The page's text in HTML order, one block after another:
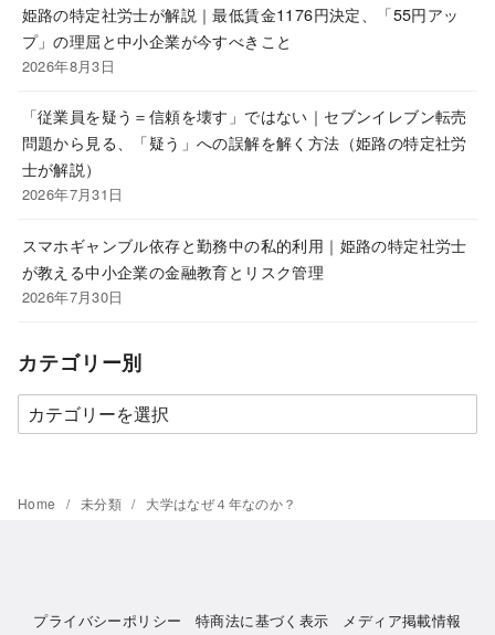
姫路の特定社労士が解説｜最低賃金1176円決定、「55円アッ
プ」の理屈と中小企業が今すべきこと
2026年8月3日
「従業員を疑う＝信頼を壊す」ではない｜セブンイレブン転売
問題から見る、「疑う」への誤解を解く方法（姫路の特定社労
士が解説）
2026年7月31日
スマホギャンブル依存と勤務中の私的利用｜姫路の特定社労士
が教える中小企業の金融教育とリスク管理
2026年7月30日
カテゴリー別
カ
テ
リ
Home 未分類 大学はなぜ４年なのか？
プライバシーポリシー 特商法に基づく表示 メディア掲載情報